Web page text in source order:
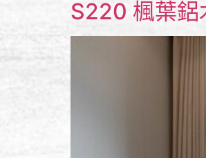
S220 楓葉鋁